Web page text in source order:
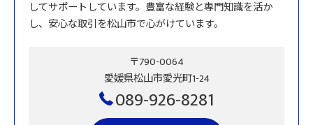
してサポートしています。豊富な経験と専門知識を活か
し、安心な取引を松山市で心がけています。
〒790-0064
愛媛県松山市愛光町1-24
089-926-8281